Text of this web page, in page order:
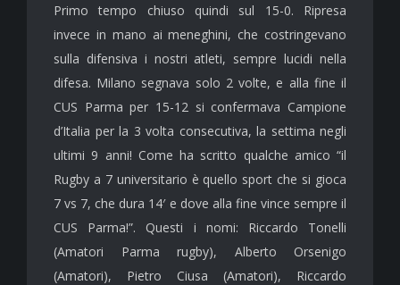
Primo tempo chiuso quindi sul 15-0. Ripresa
invece in mano ai meneghini, che costringevano
sulla difensiva i nostri atleti, sempre lucidi nella
difesa. Milano segnava solo 2 volte, e alla fine il
CUS Parma per 15-12 si confermava Campione
d’Italia per la 3 volta consecutiva, la settima negli
ultimi 9 anni! Come ha scritto qualche amico “il
Rugby a 7 universitario è quello sport che si gioca
7 vs 7, che dura 14′ e dove alla fine vince sempre il
CUS Parma!”. Questi i nomi: Riccardo Tonelli
(Amatori Parma rugby), Alberto Orsenigo
(Amatori), Pietro Ciusa (Amatori), Riccardo